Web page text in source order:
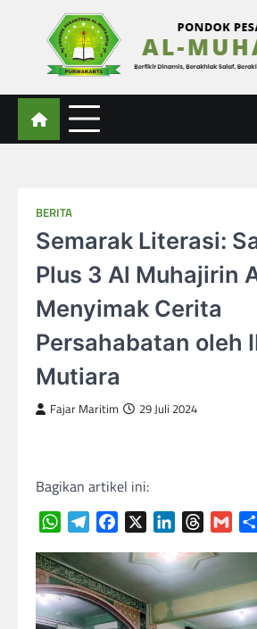
Al-Muhajirin
Berpikir Dinamis – Berakhlak Salaf –
BERITA
Semarak Literasi:
Plus 3 Al Muhajirin
Menyimak Cerita
Persahabatan oleh
Mutiara
Fajar Maritim 29 Juli 2024
Bagikan artikel ini:
WhatsAppTelegramFacebook LinkedInThreads
Gmail